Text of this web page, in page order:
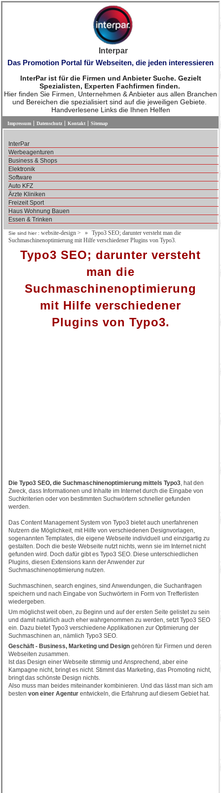
Interpar
Das Promotion Portal für Webseiten, die jeden interessieren
InterPar ist für die Firmen und Anbieter Suche. Gezielt
Spezialisten, Experten Fachfirmen finden.
Hier finden Sie Firmen, Unternehmen & Anbieter aus allen Branchen
und Bereichen die spezialisiert sind auf die jeweiligen Gebiete.
Handverlesene Links die Ihnen Helfen
Impressum Datenschutz Kontakt Sitemap
InterPar
Werbeagenturen
Business & Shops
Elektronik
Software
Auto KFZ
Ärzte Kliniken
Freizeit Sport
Haus Wohnung Bauen
Essen & Trinken
Sie sind hier : website-design >
Typo3 SEO; darunter versteht man die
Suchmaschinenoptimierung mit Hilfe verschiedener Plugins von Typo3.
Typo3 SEO; darunter versteht
man die
Suchmaschinenoptimierung
mit Hilfe verschiedener
Plugins von Typo3.
Die Typo3 SEO, die Suchmaschinenoptimierung mittels Typo3, hat den
Zweck, dass Informationen und Inhalte im Internet durch die Eingabe von
Suchkriterien oder von bestimmten Suchwörtern schneller gefunden
werden.
Das Content Management System von Typo3 bietet auch unerfahrenen
Nutzern die Möglichkeit, mit Hilfe von verschiedenen Designvorlagen,
sogenannten Templates, die eigene Webseite individuell und einzigartig zu
gestalten. Doch die beste Webseite nutzt nichts, wenn sie im Internet nicht
gefunden wird. Doch dafür gibt es Typo3 SEO. Diese unterschiedlichen
Plugins, diesen Extensions kann der Anwender zur
Suchmaschinenoptimierung nutzen.
Suchmaschinen, search engines, sind Anwendungen, die Suchanfragen
speichern und nach Eingabe von Suchwörtern in Form von Trefferlisten
wiedergeben.
Um möglichst weit oben, zu Beginn und auf der ersten Seite gelistet zu sein
und damit natürlich auch eher wahrgenommen zu werden, setzt Typo3 SEO
ein. Dazu bietet Typo3 verschiedene Applikationen zur Optimierung der
Suchmaschinen an, nämlich Typo3 SEO.
Geschäft - Business, Marketing und Design gehören für Firmen und deren
Webseiten zusammen.
Ist das Design einer Webseite stimmig und Ansprechend, aber eine
Kampagne nicht, bringt es nicht. Stimmt das Marketing, das Promoting nicht,
bringt das schönste Design nichts.
Also muss man beides miteinander kombinieren. Und das lässt man sich am
besten von einer Agentur entwickeln, die Erfahrung auf diesem Gebiet hat.